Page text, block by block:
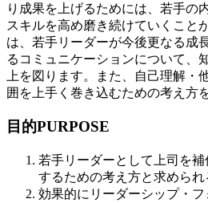
り成果を上げるためには、若手の
スキルを高め磨き続けていくこと
は、若手リーダーが今後更なる成
るコミュニケーションについて、
上を図ります。また、自己理解・
囲を上手く巻き込むための考え方
目的PURPOSE
若手リーダーとして上司を
するための考え方と求めら
効果的にリーダーシップ・